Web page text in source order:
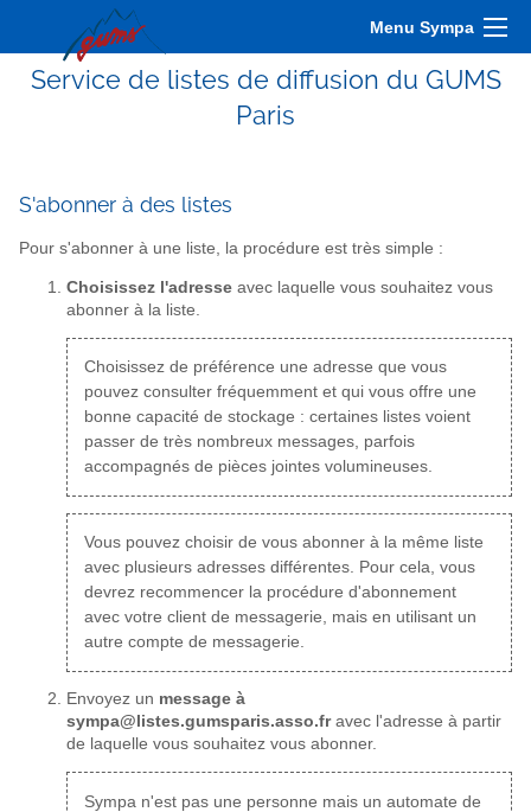
Menu Sympa
Service de listes de diffusion du GUMS
Paris
S'abonner à des listes
Pour s'abonner à une liste, la procédure est très simple :
Choisissez l'adresse avec laquelle vous souhaitez vous
abonner à la liste.
Choisissez de préférence une adresse que vous
pouvez consulter fréquemment et qui vous offre une
bonne capacité de stockage : certaines listes voient
passer de très nombreux messages, parfois
accompagnés de pièces jointes volumineuses.
Vous pouvez choisir de vous abonner à la même liste
avec plusieurs adresses différentes. Pour cela, vous
devrez recommencer la procédure d'abonnement
avec votre client de messagerie, mais en utilisant un
autre compte de messagerie.
Envoyez un message à
sympa@listes.gumsparis.asso.fravec l'adresse à partir
de laquelle vous souhaitez vous abonner.
Sympa n'est pas une personne mais un automate de